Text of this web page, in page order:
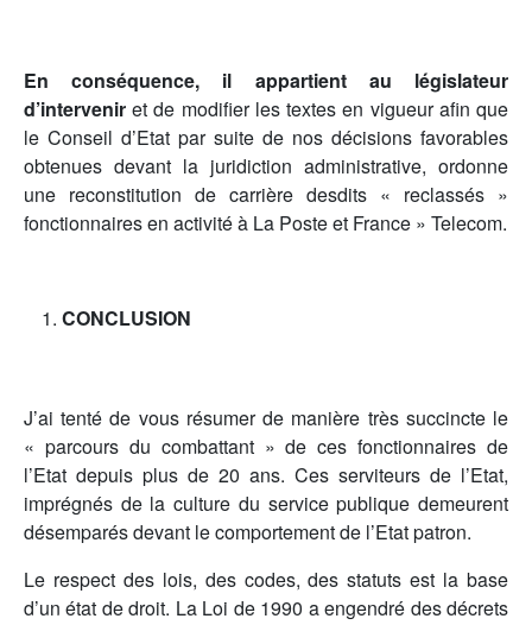
En conséquence, il appartient au législateur
d’intervenir et de modifier les textes en vigueur afin que
le Conseil d’Etat par suite de nos décisions favorables
obtenues devant la juridiction administrative, ordonne
une reconstitution de carrière desdits « reclassés »
fonctionnaires en activité à La Poste et France » Telecom.
CONCLUSION
J’ai tenté de vous résumer de manière très succincte le
« parcours du combattant » de ces fonctionnaires de
l’Etat depuis plus de 20 ans. Ces serviteurs de l’Etat,
imprégnés de la culture du service publique demeurent
désemparés devant le comportement de l’Etat patron.
Le respect des lois, des codes, des statuts est la base
d’un état de droit. La Loi de 1990 a engendré des décrets